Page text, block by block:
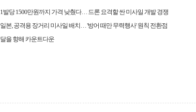
1발당 1500만원까지 가격 낮췄다… 드론 요격할 싼 미사일 개발 경쟁
일본, 공격용 장거리 미사일 배치… '방어 때만 무력행사' 원칙 전환점
달을 향해 카운트다운